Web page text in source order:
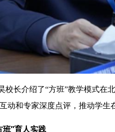
校长介绍了“方班”教学模式在
动和专家深度点评，推动学生
”育人实践